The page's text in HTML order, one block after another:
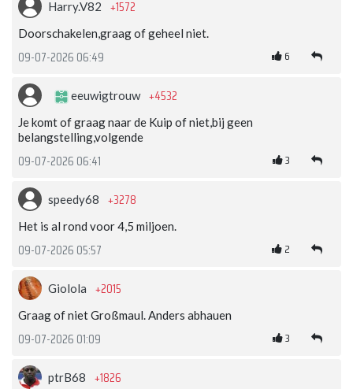
Harry.V82 +1572
Doorschakelen,graag of geheel niet.
09-07-2026 06:49 6
eeuwigtrouw +4532
Je komt of graag naar de Kuip of niet,bij geen
belangstelling,volgende
09-07-2026 06:41 3
speedy68 +3278
Het is al rond voor 4,5 miljoen.
09-07-2026 05:57 2
Giolola +2015
Graag of niet Großmaul. Anders abhauen
09-07-2026 01:09 3
ptrB68 +1826